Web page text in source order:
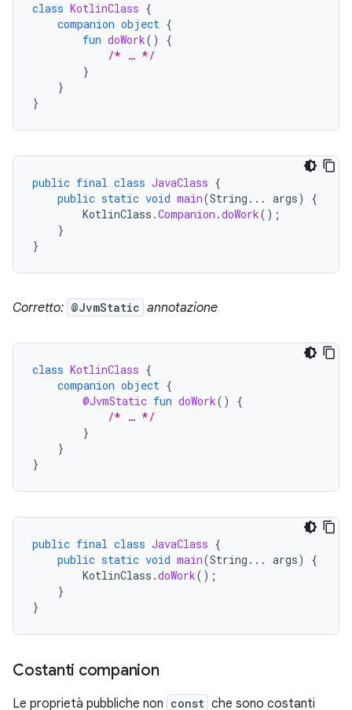
class KotlinClass {
companion object {
fun doWork()
{
/* … */
}
}
}
public final class JavaClass {
public static void main(String ... args)
{
KotlinClass .Companion .doWork();
}
}
Corretto: @JvmStatic annotazione
class KotlinClass {
companion object {
@JvmStatic fun doWork()
{
/* … */
}
}
}
public final class JavaClass {
public static void main(String ... args)
{
KotlinClass .doWork();
}
}
Costanti companion
Le proprietà pubbliche non const che sono costanti